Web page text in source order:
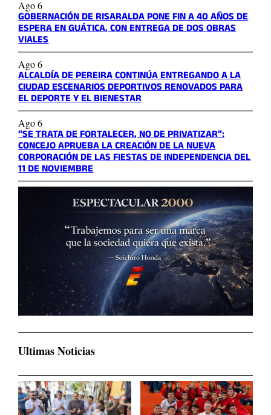
Ago 6
GOBERNACIÓN DE RISARALDA PONE FIN A 40 AÑOS DE
ESPERA EN GUÁTICA, CON ENTREGA DE DOS OBRAS
VIALES
Ago 6
ALCALDÍA DE PEREIRA CONTINÚA ENTREGANDO A LA
CIUDAD ESCENARIOS DEPORTIVOS RENOVADOS PARA
EL DEPORTE Y EL BIENESTAR
Ago 6
“SE TRATA DE FORTALECER, NO DE PRIVATIZAR”:
CONCEJO APRUEBA LA CREACIÓN DE LA NUEVA
CORPORACIÓN DE LAS FIESTAS DE INDEPENDENCIA DEL
11 DE NOVIEMBRE
Ultimas Noticias